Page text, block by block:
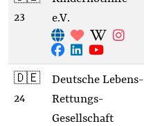
23
e.V.
🇩🇪
24
Deutsche Lebens-
Rettungs-
Gesellschaft